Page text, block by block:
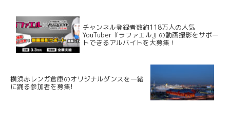
チャンネル登録者数約118万人の人気
YouTuber『ラファエル』の動画撮影をサポー
トできるアルバイトを大募集！
横浜赤レンガ倉庫のオリジナルダンスを一緒
に踊る参加者を募集!